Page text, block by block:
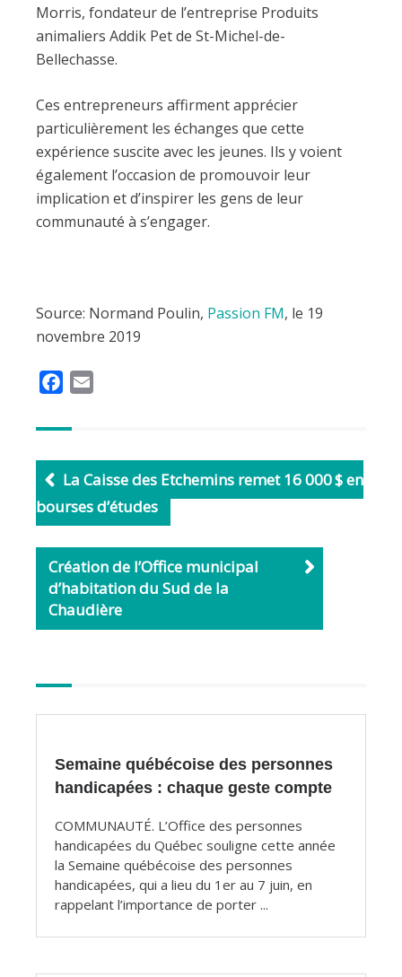
Morris, fondateur de l’entreprise Produits
animaliers Addik Pet de St-Michel-de-
Bellechasse.
Ces entrepreneurs affirment apprécier
particulièrement les échanges que cette
expérience suscite avec les jeunes. Ils y voient
également l’occasion de promouvoir leur
implication et d’inspirer les gens de leur
communauté à s’engager.
Source: Normand Poulin, Passion FM, le 19
novembre 2019
c
b
o
o
k
l
La Caisse des Etchemins remet 16 000 $ en
bourses d’études
Création de l’Office municipal
d’habitation du Sud de la
Chaudière
articles
Semaine québécoise des personnes
handicapées : chaque geste compte
COMMUNAUTÉ. L’Office des personnes
handicapées du Québec souligne cette année
la Semaine québécoise des personnes
handicapées, qui a lieu du 1er au 7 juin, en
rappelant l’importance de porter ...